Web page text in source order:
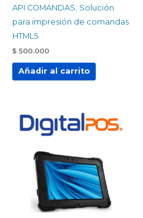
API COMANDAS: Solución
para impresión de comandas
HTML5
$ 500.000
Añadir al carrito